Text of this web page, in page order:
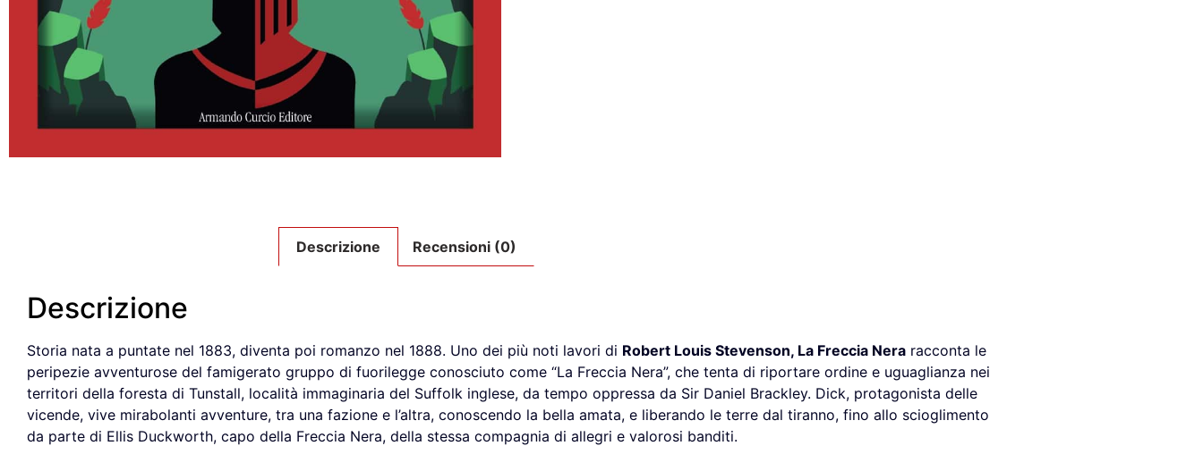
Descrizione Recensioni (0)
Descrizione
Storia nata a puntate nel 1883, diventa poi romanzo nel 1888. Uno dei più noti lavori di Robert Louis Stevenson, La Freccia Nera racconta le
peripezie avventurose del famigerato gruppo di fuorilegge conosciuto come “La Freccia Nera”, che tenta di riportare ordine e uguaglianza nei
territori della foresta di Tunstall, località immaginaria del Suffolk inglese, da tempo oppressa da Sir Daniel Brackley. Dick, protagonista delle
vicende, vive mirabolanti avventure, tra una fazione e l’altra, conoscendo la bella amata, e liberando le terre dal tiranno, fino allo scioglimento
da parte di Ellis Duckworth, capo della Freccia Nera, della stessa compagnia di allegri e valorosi banditi.